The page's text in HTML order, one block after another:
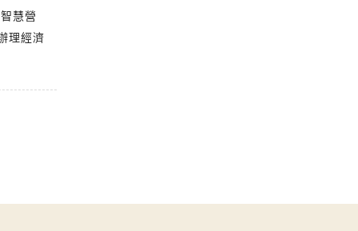
慧營
理經濟